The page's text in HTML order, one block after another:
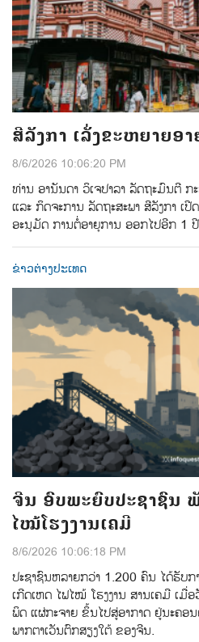
ສີລັງກາ ເລັ່ງຂະຫຍາຍອ
8/6/2026 10:06:20 PM
ທ່ານ ອານັນດາ ວິເຈປາລາ ລັດຖະມົນຕີ ກ
ແລະ ກິດຈະການ ລັດຖະສະພາ ສີລັງກາ ເປີ
ອະນຸມັດ ການຕໍ່ອາຍຸການ ອອກໄປອີກ 1 ປີ
ຂ່າວຕ່າງປະເທດ
ຈີນ ອົບພະຍົບປະຊາຊົນ
ໄໝ້ໂຮງງານເຄມີ
8/6/2026 10:06:18 PM
ປະຊາຊົນຫລາຍກວ່າ 1.200 ຄົນ ໄດ້ຮັບ
ເກີດເຫດ ໄຟໄໝ້ ໂຮງງານ ສານເຄມີ ເ
ພິດ ແຜ່ກະຈາຍ ຂິ້ນໄປສູ່ອາກາດ ຢູ່ນະຄອ
ພາກຕາເວັນຕົກສຽງໃຕ້ ຂອງຈີນ.